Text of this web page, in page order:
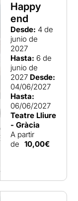
Happy
end
Desde: 4 de
junio de
2027
Hasta: 6 de
junio de
2027 Desde:
04/06/2027
Hasta:
06/06/2027
Teatre Lliure
- Gràcia
A partir
de 10,00€